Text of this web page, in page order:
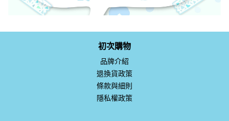
初次購物
品牌介紹
退換貨政策
條款與細則
隱私權政策